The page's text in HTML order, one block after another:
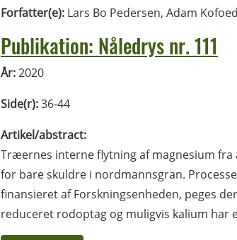
Forfatter(e): Lars Bo Pedersen, Adam
Publikation: Nåledrys nr. 111
År:2020
Side(r):36-44
Artikel/abstract:
Træernes interne flytning af magnesium
for bare skuldre i nordmannsgran.
finansieret af Forskningsenheden, peges
reduceret rodoptag og muligvis kalium har